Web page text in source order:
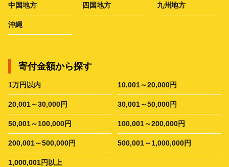
中国地方 四国地方 九州地方
沖縄
寄付金額から探す
1万円以内 10,001～20,000円
20,001～30,000円 30,001～50,000円
50,001～100,000円 100,001～200,000円
200,001～500,000円 500,001～1,000,000円
1,000,001円以上